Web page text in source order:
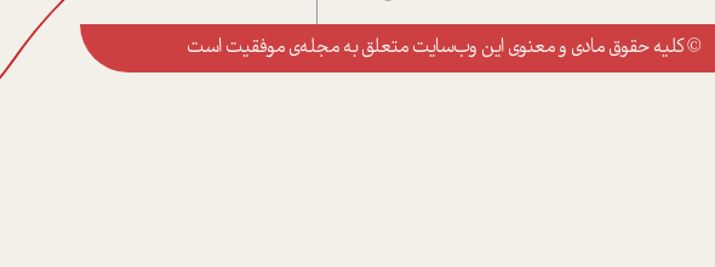
© کلیه حقوق مادی و معنوی این وب‌سایت متعلق بهمجله‌ی موفقیتاست